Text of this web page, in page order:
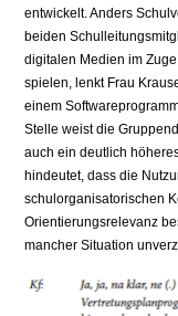
entwickelt. Anders
beiden
digitalen Medien im
spielen, lenkt Frau
einem
Stelle weist die
auch ein deutlich
hindeutet, dass die
schulorganisatorischen
Orientierungsrelevanz
mancher Situation